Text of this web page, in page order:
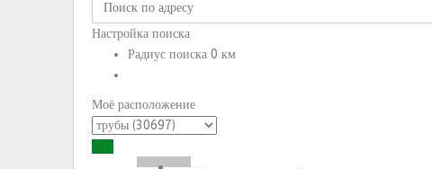
Настройка поиска
Радиус поиска 0 км
Моё расположение